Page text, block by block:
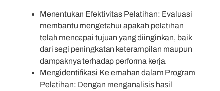
Menentukan Efektivitas Pelatihan: Evaluasi
membantu mengetahui apakah pelatihan
telah mencapai tujuan yang diinginkan, baik
dari segi peningkatan keterampilan maupun
dampaknya terhadap performa kerja.
Mengidentifikasi Kelemahan dalam Program
Pelatihan: Dengan menganalisis hasil